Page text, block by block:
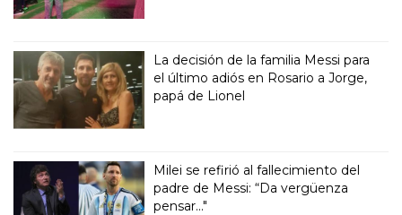
La decisión de la familia Messi para
el último adiós en Rosario a Jorge,
papá de Lionel
Milei se refirió al fallecimiento del
padre de Messi: “Da vergüenza
pensar..."